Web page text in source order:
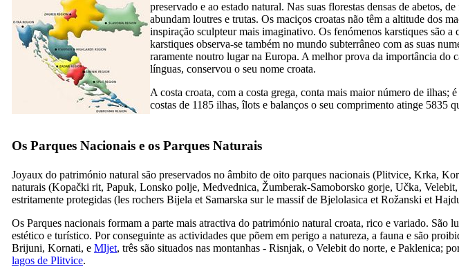
preservado e ao estado natural. Nas suas florestas densas de abetos,
abundam loutres e trutas. Os maciços croatas não têm a altitude dos
inspiração sculpteur mais imaginativo. Os fenómenos karstiques são
karstiques observa-se também no mundo subterrâneo com as suas
raramente noutro lugar na Europa. A melhor prova da importância do
línguas, conservou o seu nome croata.
A costa croata, com a costa grega, conta mais maior número de ilhas;
costas de 1185 ilhas, îlots e balanços o seu comprimento atinge 5835
Os Parques Nacionais e os Parques Naturais
Joyaux do património natural são preservados no âmbito de oito parques nacionais (Plitvice, Krka,
naturais (Kopački rit, Papuk, Lonsko polje, Medvednica, Žumberak-Samoborsko gorje, Učka,
estritamente protegidas (les rochers Bijela et Samarska sur le massif de Bjelolasica et Rožanski et
Os Parques nacionais formam a parte mais atractiva do património natural croata, rico e variado.
estético e turístico. Por conseguinte as actividades que põem em perigo a natureza, a fauna e são
Brijuni, Kornati, e Mljet, três são situados nas montanhas - Risnjak, o Velebit do norte, e Paklenica;
lagos de Plitvice.